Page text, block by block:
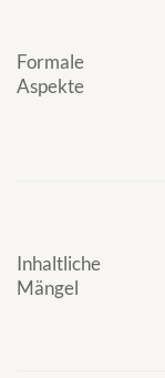
Formale
Aspekte
Inhaltliche
Mängel